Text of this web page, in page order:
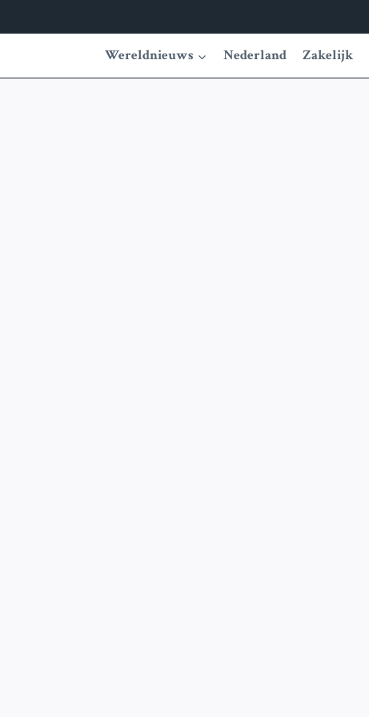
Wereldnieuws Nederland Zakelijk